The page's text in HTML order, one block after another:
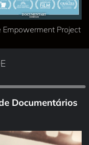
Empowerment Project
Documentários